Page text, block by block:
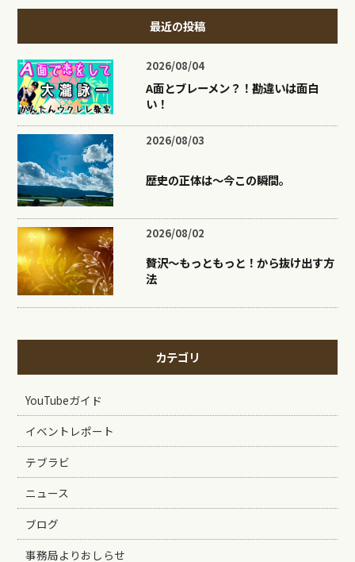
最近の投稿
2026/08/04
A面とブレーメン？！勘違いは面白
い！
2026/08/03
歴史の正体は〜今この瞬間。
2026/08/02
贅沢〜もっともっと！から抜け出す方
法
カテゴリ
YouTubeガイド
イベントレポート
テブラビ
ニュース
ブログ
事務局よりおしらせ